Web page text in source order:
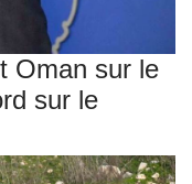
Oman sur le
sur le